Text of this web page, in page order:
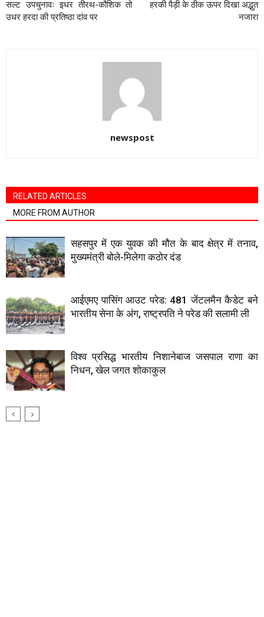
सल्ट उपचुनावः इधर तीरथ-कौशिक तो
उधर हरदा की प्रतिष्ठा दांव पर
हरकी पैड़ी के ठीक ऊपर दिखा अद्भुत
नजारा
newspost
RELATED ARTICLES
MORE FROM AUTHOR
सहसपुर में एक युवक की मौत के बाद क्षेत्र में तनाव,
मुख्यमंत्री बोले-मिलेगा कठोर दंड
आईएमए पासिंग आउट परेड: 481 जेंटलमैन कैडेट बने
भारतीय सेना के अंग, राष्ट्रपति ने परेड की सलामी ली
विश्व प्रसिद्ध भारतीय निशानेबाज जसपाल राणा का
निधन, खेल जगत शोकाकुल